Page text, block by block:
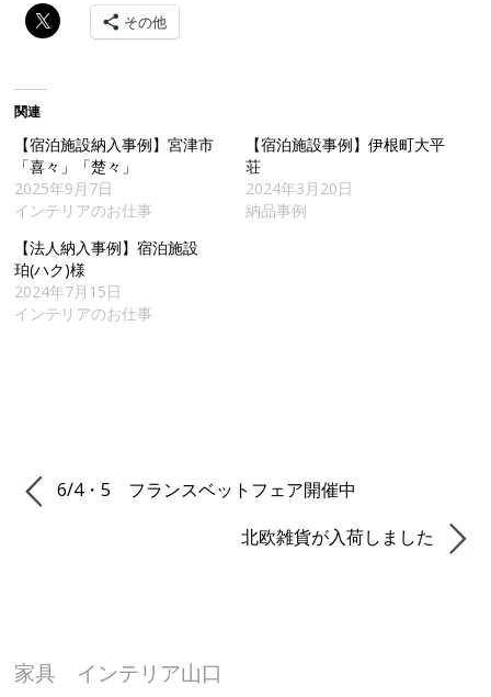
その他
関連
【宿泊施設納入事例】宮津市
「喜々」「楚々」
2025年9月7日
インテリアのお仕事
【宿泊施設事例】伊根町大平
荘
2024年3月20日
納品事例
【法人納入事例】宿泊施設
珀(ハク)様
2024年7月15日
インテリアのお仕事
6/4・5 フランスベットフェア開催中
北欧雑貨が入荷しました
家具 インテリア山口